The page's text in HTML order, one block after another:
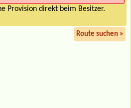
Provision direkt beim Besitzer.
Route suchen »